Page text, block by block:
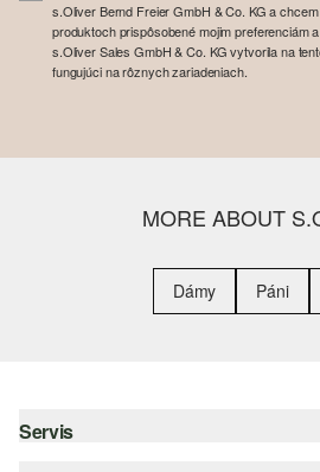
s.Oliver Bernd Freier GmbH & Co. KG a
produktoch prispôsobené mojim preferenciám
s.Oliver Sales GmbH & Co. KG vytvorila na
fungujúci na rôznych zariadeniach.
MORE ABOUT
Dámy Páni
Servis